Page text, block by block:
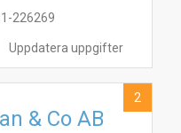
Uppdatera uppgifter
226269
& Co AB
2